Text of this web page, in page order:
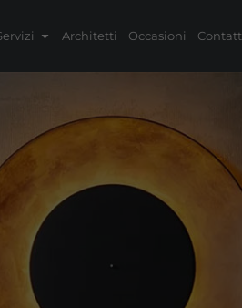
Architetti Occasioni